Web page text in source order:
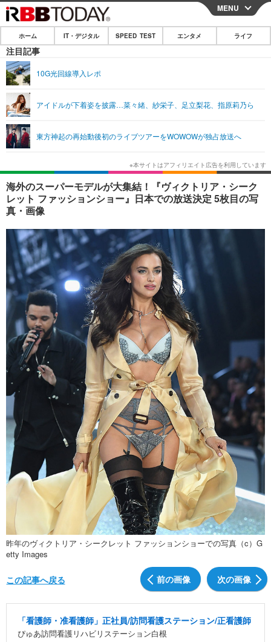
CLOSE
ホーム
IT・デジタル
ショッピング その他
SPEED TEST
エンタメ
エンタメTOP 映画・ドラマ
韓国・芸能
音楽 スポーツ
ショッピング
ライフ
ライフTOP グルメ
ペット ショッピング
リリース一覧
プッシュ通知の停止方法
MENU
ホーム IT・デジタル SPEED TEST エンタメ ライフ
注目記事
10G光回線導入レポ
アイドルが下着姿を披露…菜々緒、紗栄子、足立梨花、指原莉乃ら
東方神起の再始動後初のライブツアーをWOWOWが独占放送へ
海外のスーパーモデルが大集結！『ヴィクトリア・シーク
レット ファッションショー』日本での放送決定 5枚目の写
真・画像
昨年のヴィクトリア・シークレット ファッションショーでの写真（c）G
etty Images
前の画像 次の画像
この記事へ戻る
「看護師・准看護師」正社員/訪問看護ステーション/正看護師
ぴゅあ訪問看護リハビリステーション白根